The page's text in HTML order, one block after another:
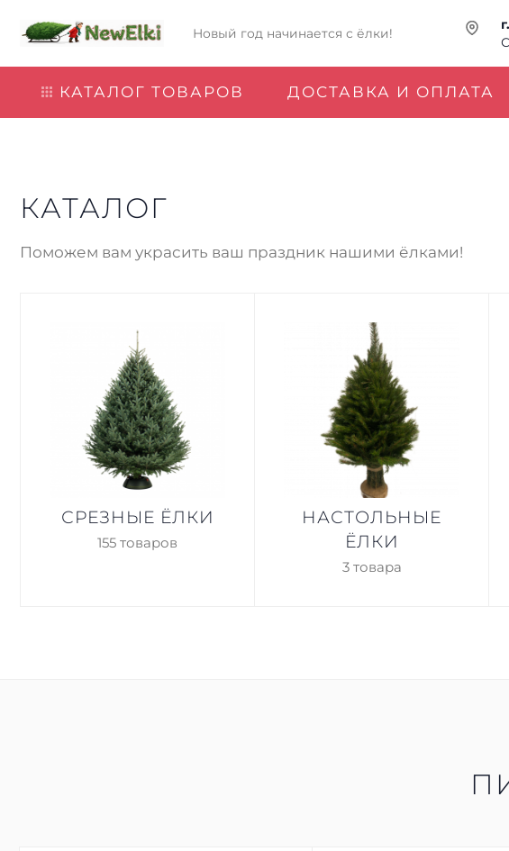
Новый год начинается с ёлки!
КАТАЛОГ ТОВАРОВ ДОСТАВКА И ОПЛАТА
КАТАЛОГ
Поможем вам украсить ваш праздник нашими ёлками!
СРЕЗНЫЕ ЁЛКИ
155 товаров
НАСТОЛЬНЫЕ
ЁЛКИ
3 товара